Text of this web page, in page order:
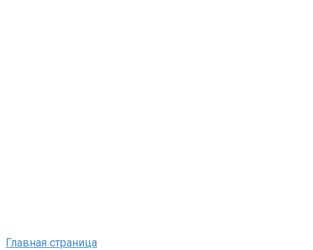
Главная страница